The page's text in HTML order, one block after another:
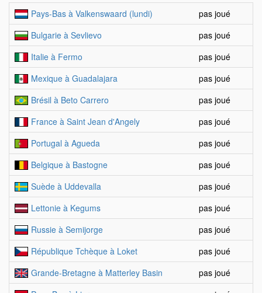
Pays-Bas à Valkenswaard (lundi)
pas joué
Bulgarie à Sevlievo
pas joué
Italie à Fermo
pas joué
Mexique à Guadalajara
pas joué
Brésil à Beto Carrero
pas joué
France à Saint Jean d'Angely
pas joué
Portugal à Agueda
pas joué
Belgique à Bastogne
pas joué
Suède à Uddevalla
pas joué
Lettonie à Kegums
pas joué
Russie à Semijorge
pas joué
République Tchèque à Loket
pas joué
Grande-Bretagne à Matterley Basin
pas joué